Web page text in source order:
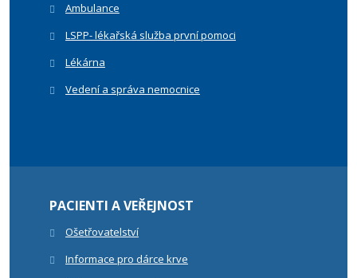
Ambulance
LSPP- lékařská služba první pomoci
Lékárna
Vedení a správa nemocnice
PACIENTI A VEŘEJNOST
Ošetřovatelství
Informace pro dárce krve